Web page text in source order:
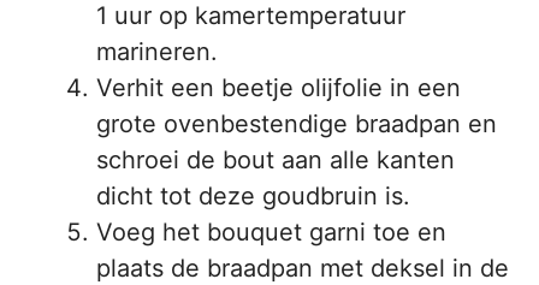
1 uur op kamertemperatuur
marineren.
Verhit een beetje olijfolie in een
grote ovenbestendige braadpan en
schroei de bout aan alle kanten
dicht tot deze goudbruin is.
Voeg het bouquet garni toe en
plaats de braadpan met deksel in de